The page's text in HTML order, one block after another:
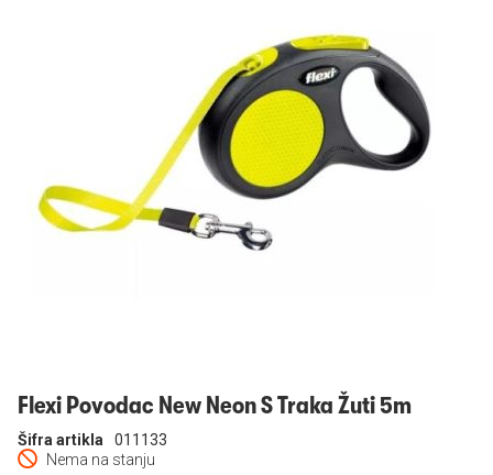
Flexi Povodac New Neon S Traka Žuti 5m
Nema na stanju
Šifra artikla 011133